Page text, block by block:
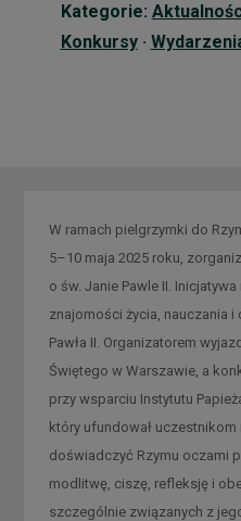
Kategorie:
Konkursy·
W ramach pielgrzymki do
5–10 maja 2025 roku,
o św. Janie Pawle II.
znajomości życia, nauczania i
Pawła II. Organizatorem
Świętego w Warszawie, a
przy wsparciu Instytutu
który ufundował uczestnikom
doświadczyć Rzymu oczami
modlitwę, ciszę, refleksję i
szczególnie związanych z